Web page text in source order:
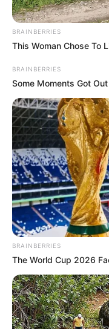
BRAINBERRIES
This Woman Chose To
BRAINBERRIES
Some Moments Got
BRAINBERRIES
The World Cup 2026